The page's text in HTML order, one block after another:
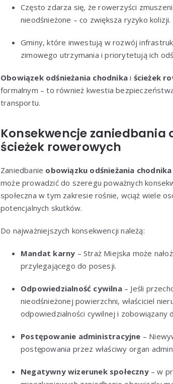
Często zdarza się, że rowerzyści
nieodśnieżone – co zwiększa ryzyko kolizji.
Gminy, które inwestują w rozwój
zimowego utrzymania i priorytetują ich
Obowiązek odśnieżania chodnika i ścieżek
formalnym – to również kwestia
transportu.
Konsekwencje zaniedbania
ścieżek rowerowych
Zaniedbanie obowiązku odśnieżania chodnika
może prowadzić do szeregu poważnych
społeczna w tym zakresie rośnie, wciąż wiele
potencjalnych skutków.
Do najważniejszych konsekwencji należą:
Mandat karny – Straż Miejska może
przylegającego do posesji.
Odpowiedzialność cywilna– Jeśli
nieodśnieżonej powierzchni, właściciel
odpowiedzialności cywilnej i zobowiązany
Postępowanie administracyjne –
postępowania przez właściwy organ
Negatywny wizerunek społeczny– w